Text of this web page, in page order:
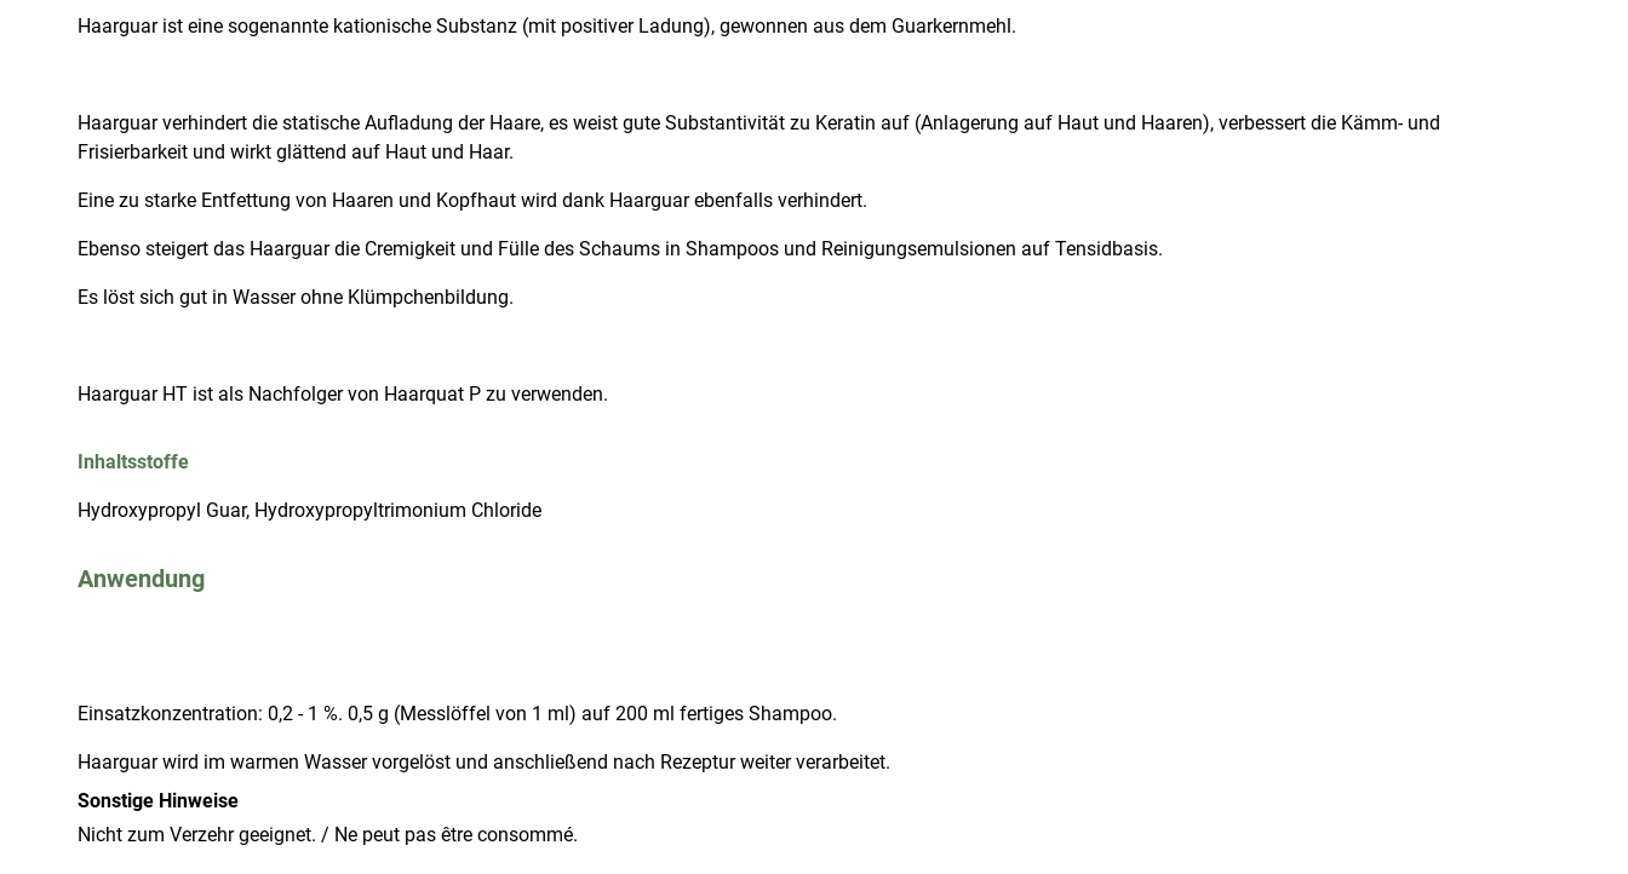
Haarguar ist eine sogenannte kationische Substanz (mit positiver Ladung), gewonnen aus dem Guarkernmehl.
Haarguar verhindert die statische Aufladung der Haare, es weist gute Substantivität zu Keratin auf (Anlagerung auf Haut und Haaren), verbessert die Kämm- und
Frisierbarkeit und wirkt glättend auf Haut und Haar.
Eine zu starke Entfettung von Haaren und Kopfhaut wird dank Haarguar ebenfalls verhindert.
Ebenso steigert das Haarguar die Cremigkeit und Fülle des Schaums in Shampoos und Reinigungsemulsionen auf Tensidbasis.
Es löst sich gut in Wasser ohne Klümpchenbildung.
Haarguar HT ist als Nachfolger von Haarquat P zu verwenden.
Inhaltsstoffe
Hydroxypropyl Guar, Hydroxypropyltrimonium Chloride
Anwendung
Einsatzkonzentration: 0,2 - 1 %. 0,5 g (Messlöffel von 1 ml) auf 200 ml fertiges Shampoo.
Haarguar wird im warmen Wasser vorgelöst und anschließend nach Rezeptur weiter verarbeitet.
Sonstige Hinweise
Nicht zum Verzehr geeignet. / Ne peut pas être consommé.